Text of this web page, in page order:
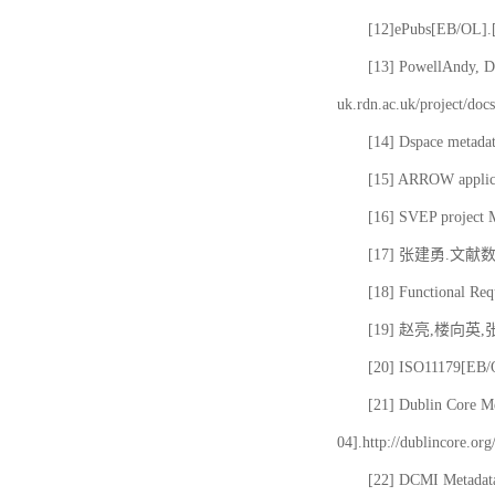
[12]ePubs[EB/
[13] PowellAndy,
uk.rdn.ac.uk/project/
[14] Dspace
[15] ARROW
[16] SVEP project
[17] 张建勇.文献
[18] Functional
[19] 赵亮,楼向英,
[20] ISO11179[EB/
[21] Dublin Core
04].http://
[22] DCMI